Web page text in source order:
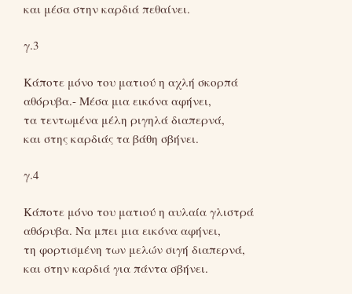
και μέσα στην καρδιά πεθαίνει.
γ.3
Κάποτε μόνο του ματιού η αχλή σκορπά
αθόρυβα.- Μέσα μια εικόνα αφήνει,
τα τεντωμένα μέλη ριγηλά διαπερνά,
και στης καρδιάς τα βάθη σβήνει.
γ.4
Κάποτε μόνο του ματιού η αυλαία γλιστρά
αθόρυβα. Να μπει μια εικόνα αφήνει,
τη φορτισμένη των μελών σιγή διαπερνά,
και στην καρδιά για πάντα σβήνει.